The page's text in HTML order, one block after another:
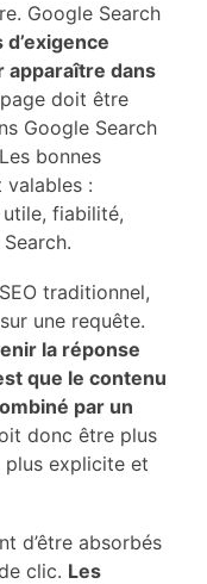
Google Search
d’exigence
apparaître dans
doit être
Google Search
bonnes
valables :
fiabilité,
traditionnel,
une requête.
la réponse
que le contenu
par un
donc être plus
plus explicite et
d’être absorbés
clic. Les